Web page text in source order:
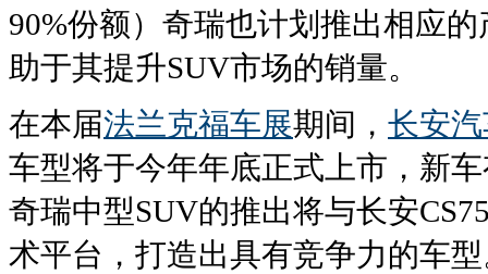
90%份额）奇瑞也计划推出相应
助于其提升SUV市场的销量。
在本届法兰克福车展期间， 长安
车型将于今年年底正式上市，新
奇瑞中型SUV的推出将与长安
术平台，打造出具有竞争力的车